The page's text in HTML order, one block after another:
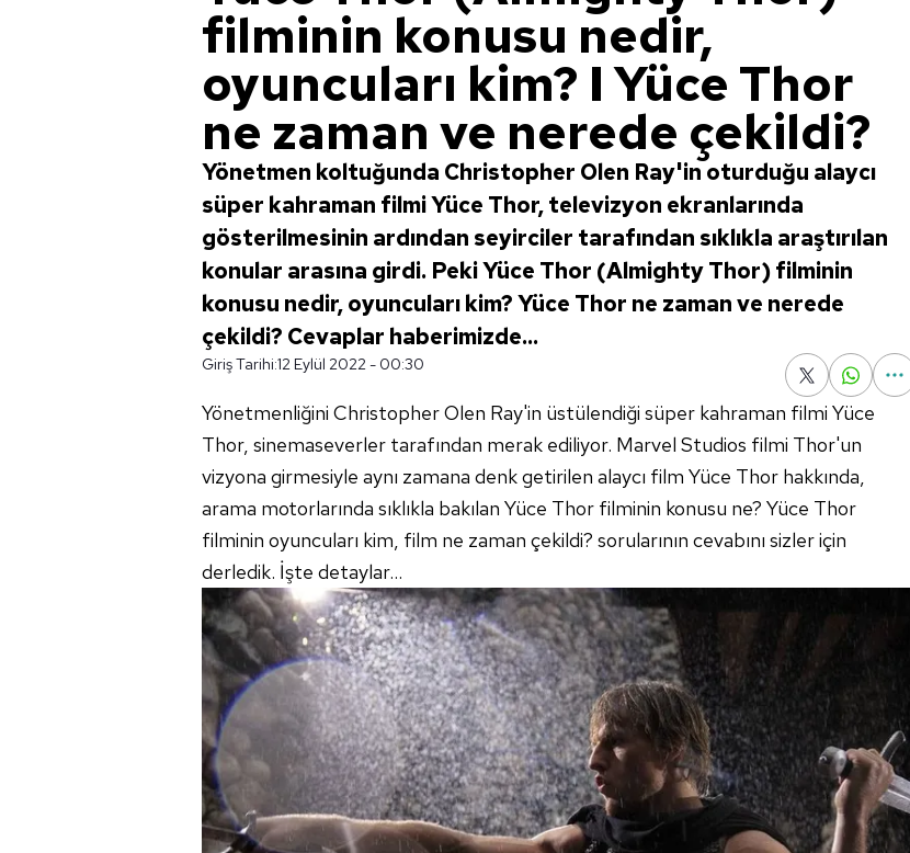
filminin konusu nedir,
oyuncuları kim? I Yüce Thor
ne zaman ve nerede çekildi?
Yönetmen koltuğunda Christopher Olen Ray'in oturduğu alaycı
süper kahraman filmi Yüce Thor, televizyon ekranlarında
gösterilmesinin ardından seyirciler tarafından sıklıkla araştırılan
konular arasına girdi. Peki Yüce Thor (Almighty Thor) filminin
konusu nedir, oyuncuları kim? Yüce Thor ne zaman ve nerede
çekildi? Cevaplar haberimizde...
Giriş Tarihi:12 Eylül 2022 - 00:30
Yönetmenliğini Christopher Olen Ray'in üstülendiği süper kahraman filmi Yüce
Thor, sinemaseverler tarafından merak ediliyor. Marvel Studios filmi Thor'un
vizyona girmesiyle aynı zamana denk getirilen alaycı film Yüce Thor hakkında,
arama motorlarında sıklıkla bakılan Yüce Thor filminin konusu ne? Yüce Thor
filminin oyuncuları kim, film ne zaman çekildi? sorularının cevabını sizler için
derledik. İşte detaylar...